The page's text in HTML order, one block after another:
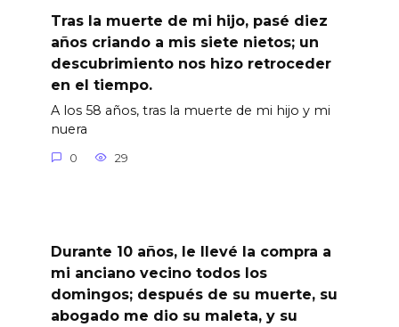
Tras la muerte de mi hijo, pasé diez
años criando a mis siete nietos; un
descubrimiento nos hizo retroceder
en el tiempo.
A los 58 años, tras la muerte de mi hijo y mi
nuera
0 29
Durante 10 años, le llevé la compra a
mi anciano vecino todos los
domingos; después de su muerte, su
abogado me dio su maleta, y su